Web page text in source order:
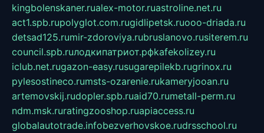
kingbolenskaner.rualex-motor.ruastroline.net.ru
act1.spb.rupolyglot.com.rugidlipetsk.ruooo-driada.ru
detsad125.rumir-zdoroviya.rubruslanovo.rusiterem.ru
council.spb.ruлодкипатриот.рфkafekolizey.ru
iclub.net.rugazon-easy.rusugarepilekb.rugrinox.ru
pylesostineco.rumsts-ozarenie.rukameryjooan.ru
artemovskij.rudopler.spb.ruaid70.rumetall-perm.ru
ndm.msk.ruratingzooshop.ruapiaccess.ru
globalautotrade.infobezverhovskoe.rudrsschool.ru